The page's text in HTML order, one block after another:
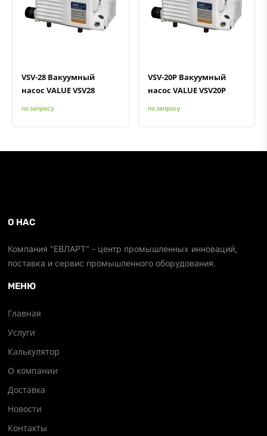
Быстрый просмотр
Добавить к сравнению
Добавить в избранное
VSV-28 Вакуумный
насос VALUE VSV28
по запросу
Быстрый просмотр
Добавить к сравнению
Добавить в избранное
VSV-20P Вакуумный
насос VALUE VSV20P
по запросу
О НАС
Компания "ЕВЛАРТ" - центр промышленных инноваций,
поставка и сервис промышленного оборудования.
МЕНЮ
Главная
Услуги
Калькулятор
О компании
Доставка
Новости
Контакты